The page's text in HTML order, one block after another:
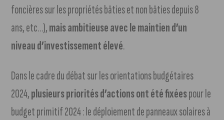
foncières sur les propriétés bâties et non bâties depuis 8
ans, etc…),mais ambitieuse avec le maintien d’un
niveau d’investissement élevé.
Dans le cadre du débat sur les orientations budgétaires
2024,plusieurs priorités d’actions ont été fixéespour le
budget primitif 2024 : le déploiement de panneaux solaires à